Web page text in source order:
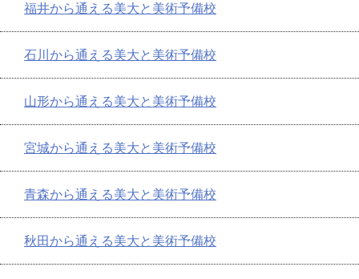
福井から通える美大と美術予備校
石川から通える美大と美術予備校
山形から通える美大と美術予備校
宮城から通える美大と美術予備校
青森から通える美大と美術予備校
秋田から通える美大と美術予備校